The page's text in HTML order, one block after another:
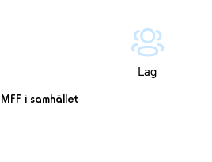
Lag
MFF i samhället